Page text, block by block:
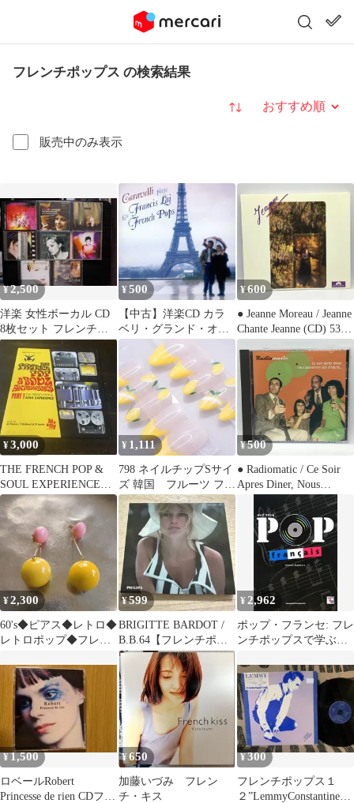
フレンチポップス の検索結果
販売中のみ表示
並び替え
¥2,500
洋楽 女性ボーカル CD
8枚セット フレンチポ
ップス シャンソン
¥500
【中古】洋楽CD カラ
ベリ・グランド・オー
ケストラ/カラベリ プレ
イズ フランシス・レイ
＆フレンチ・ポップス
¥600
● Jeanne Moreau / Jeanne
Chante Jeanne (CD) 539
885-2 ジャンヌ・モロ
ー シャンソン フレン
チ・ポップス
¥3,000
THE FRENCH POP &
SOUL EXPERIENCE
PART 1
¥ 1,111
798 ネイルチップSサイ
ズ 韓国 フルーツ フレ
ンチ ポップ レモン 黄
色
¥500
● Radiomatic / Ce Soir
Apres Diner, Nous
Passerons Des Disques...
(CD) Rad/001 ラジオマ
ティック フレンチポッ
¥2,300
60's◆ピアス◆レトロ◆
レトロポップ◆フレン
¥599
BRIGITTE BARDOT /
B.B.64【フレンチポッ
プスCD】
¥2,962
ポップ・フランセ: フレ
ンチポップスで学ぶフ
裕史
¥1,500
ロベールRobert
Princesse de rien CDフレ
¥650
加藤いづみ フレン
チ・キス
¥300
フレンチポップス１
２”LemmyConstantine・